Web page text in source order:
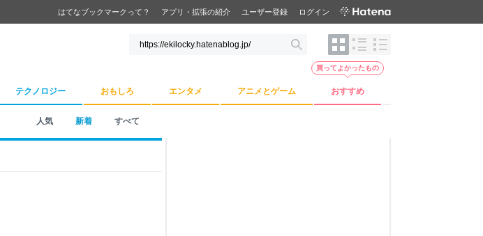
はてなブックマークって？ アプリ・拡張の紹介 ユーザー登録 ログイン
テクノロジー おもしろ エンタメ アニメとゲーム おすすめ
買ってよかったもの
人気 新着 すべて